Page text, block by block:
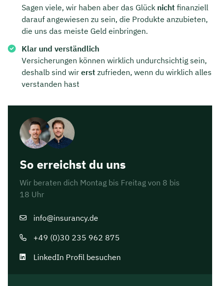
Sagen viele, wir haben aber das Glück nicht finanziell
darauf angewiesen zu sein, die Produkte anzubieten,
die uns das meiste Geld einbringen.
Klar und verständlich
Versicherungen können wirklich undurchsichtig sein,
deshalb sind wir erst zufrieden, wenn du wirklich alles
verstanden hast
So erreichst du uns
Wir beraten dich Montag bis Freitag von 8 bis
18 Uhr
info@insurancy.de
+49 (0)30 235 962 875
LinkedIn Profil besuchen
Dauer: ca. 30 Minuten
Kostenfrei & unverbindlich
🗓️ Wählen Sie jetzt Ihren Wunschtermin:
Meeting buchen